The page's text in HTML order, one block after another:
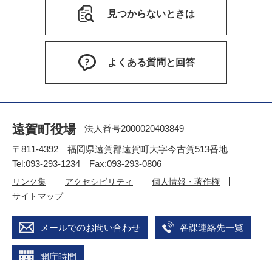
見つからないときは
よくある質問と回答
遠賀町役場
法人番号2000020403849
〒811-4392 福岡県遠賀郡遠賀町大字今古賀513番地
Tel:093-293-1234 Fax:093-293-0806
リンク集 アクセシビリティ
個人情報・著作権
サイトマップ
メールでのお問い合わせ 各課連絡先一覧
開庁時間